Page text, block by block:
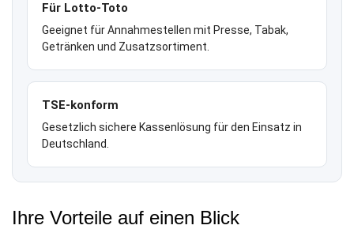
Für Lotto-Toto
Geeignet für Annahmestellen mit Presse, Tabak,
Getränken und Zusatzsortiment.
TSE-konform
Gesetzlich sichere Kassenlösung für den Einsatz in
Deutschland.
Ihre Vorteile auf einen Blick